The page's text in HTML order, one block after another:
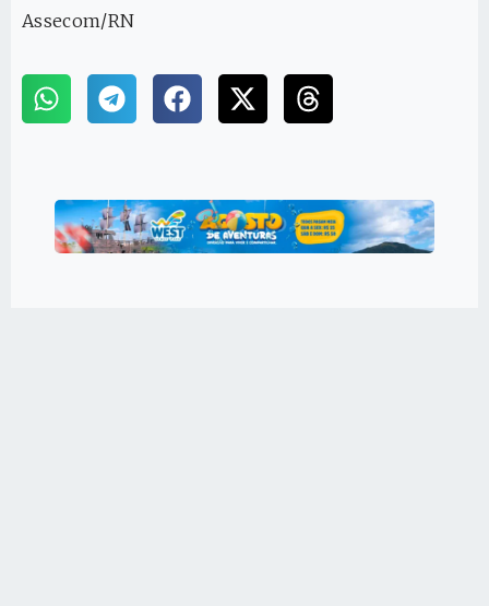
Assecom/RN